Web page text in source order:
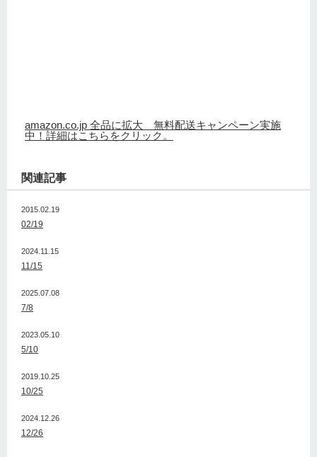
amazon.co.jp 全品に拡大 無料配送キャンペーン実施
中！詳細はこちらをクリック。
関連記事
2015.02.19
02/19
2024.11.15
11/15
2025.07.08
7/8
2023.05.10
5/10
2019.10.25
10/25
2024.12.26
12/26